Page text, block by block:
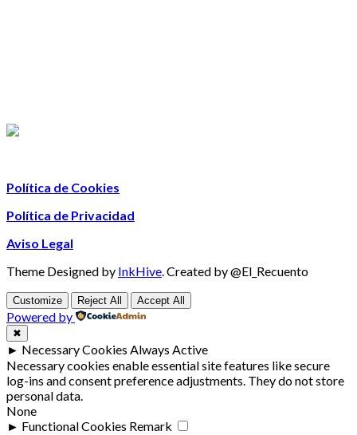
Política de Cookies
Política de Privacidad
Aviso Legal
Theme Designed by InkHive.Created by @El_Recuento
Customize Reject All Accept All
Powered by
✖
► Necessary Cookies Always Active
Necessary cookies enable essential site features like secure
log-ins and consent preference adjustments. They do not store
personal data.
None
► Functional Cookies Remark